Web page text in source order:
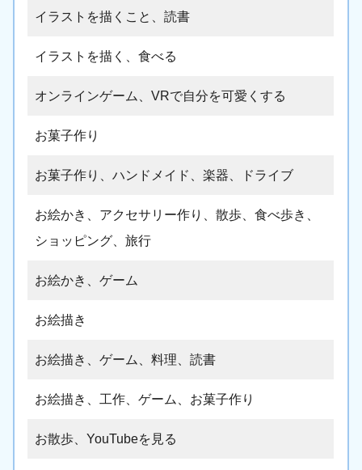
イラストを描くこと、読書
イラストを描く、食べる
オンラインゲーム、VRで自分を可愛くする
お菓子作り
お菓子作り、ハンドメイド、楽器、ドライブ
お絵かき、アクセサリー作り、散歩、食べ歩き、
ショッピング、旅行
お絵かき、ゲーム
お絵描き
お絵描き、ゲーム、料理、読書
お絵描き、工作、ゲーム、お菓子作り
お散歩、YouTubeを見る